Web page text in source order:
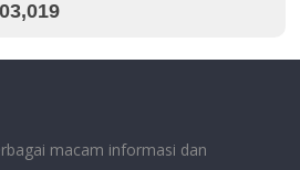
macam informasi dan